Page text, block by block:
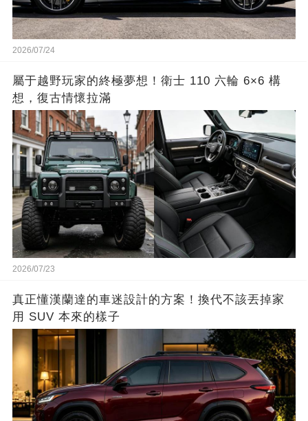
2026/07/24
屬于越野玩家的終極夢想！衛士 110 六輪 6×6 構
想，復古情懷拉滿
2026/07/23
真正懂漢蘭達的車迷設計的方案！換代不該丟掉家
用 SUV 本來的樣子